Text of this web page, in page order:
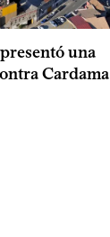
una
Cardama